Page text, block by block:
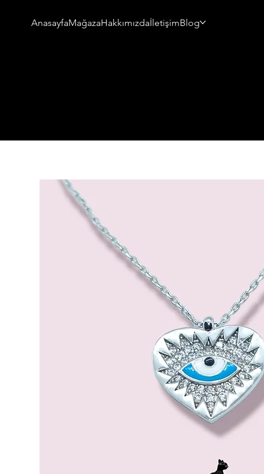
AnasayfaMağazaHakkımızdaİletişimBlog